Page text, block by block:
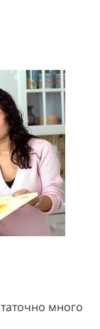
много